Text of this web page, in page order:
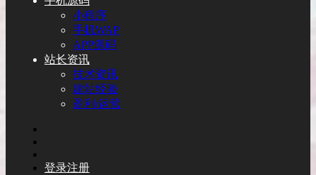
小程序
手机WAP
APP源码
站长资讯
技术资讯
建站经验
盈利/运营
登录注册